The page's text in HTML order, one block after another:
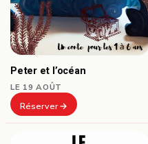
Peter et l’océan
LE 19 AOÛT
Réserver